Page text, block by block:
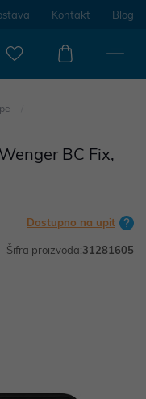
Kontakt Blog
BC Fix,
Dostupno na upit
Šifra proizvoda:31281605